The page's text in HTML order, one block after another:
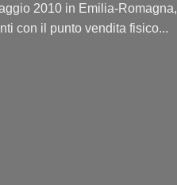
2010 in Emilia-Romagna,
con il punto vendita fisico...